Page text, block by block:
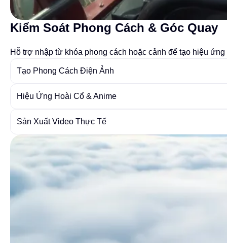
Kiểm Soát Phong Cách & Góc Quay
Hỗ trợ nhập từ khóa phong cách hoặc cảnh để tạo hiệu
Tạo Phong Cách Điện Ảnh
Hiệu Ứng Hoài Cổ & Anime
Sản Xuất Video Thực Tế